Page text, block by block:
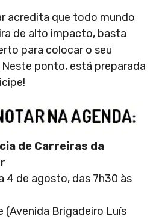
acredita que todo mundo
de alto impacto, basta
para colocar o seu
ponto, está preparada
de Carreiras da
4 de agosto, das 7h30 às
(Avenida Brigadeiro Luís